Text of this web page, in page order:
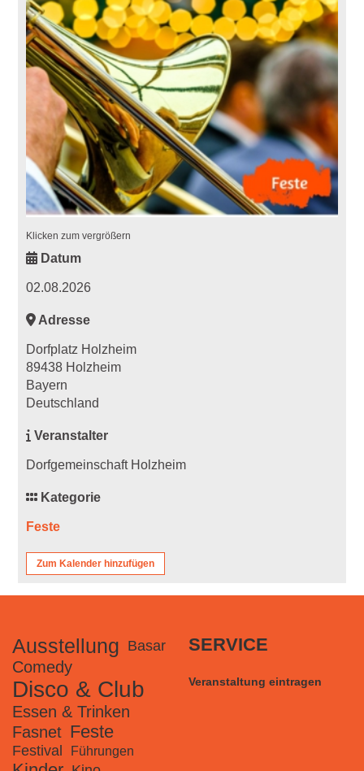
Klicken zum vergrößern
Datum
02.08.2026
Adresse
Dorfplatz Holzheim
89438 Holzheim
Bayern
Deutschland
Veranstalter
Dorfgemeinschaft Holzheim
Kategorie
Feste
Zum Kalender hinzufügen
Ausstellung Basar
Comedy
Disco & Club
Essen & Trinken
Fasnet Feste
Festival Führungen
SERVICE
Veranstaltung eintragen